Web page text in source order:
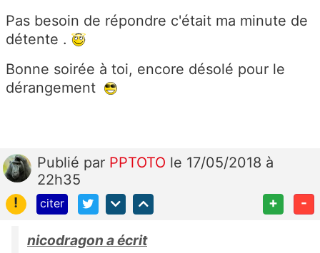
Pas besoin de répondre c'était ma minute de
détente .
Bonne soirée à toi, encore désolé pour le
dérangement
Publié par PPTOTO le 17/05/2018 à
22h35
!
citer + -
nicodragon a écrit